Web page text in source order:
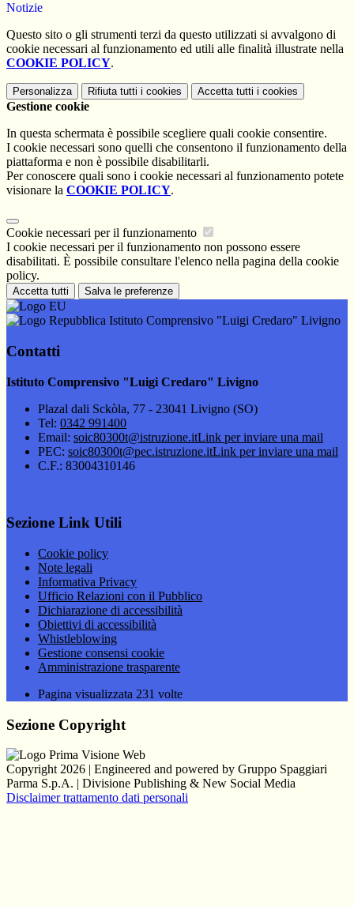
Notizie
Questo sito o gli strumenti terzi da questo utilizzati si avvalgono di
cookie necessari al funzionamento ed utili alle finalità illustrate nella
COOKIE POLICY.
Personalizza Rifiuta tutti i cookies Accetta tutti i cookies
Gestione cookie
In questa schermata è possibile scegliere quali cookie consentire.
I cookie necessari sono quelli che consentono il funzionamento della
piattaforma e non è possibile disabilitarli.
Per conoscere quali sono i cookie necessari al funzionamento potete
visionare la COOKIE POLICY.
Cookie necessari per il funzionamento
I cookie necessari per il funzionamento non possono essere
disabilitati. È possibile consultare l'elenco nella pagina della cookie
policy.
Accetta tutti Salva le preferenze
Istituto Comprensivo "Luigi Credaro" Livigno
Contatti
Istituto Comprensivo "Luigi Credaro" Livigno
Plazal dali Sckòla, 77 - 23041 Livigno (SO)
Tel: 0342 991400
Email: soic80300t@istruzione.itLink per inviare una mail
PEC: soic80300t@pec.istruzione.itLink per inviare una mail
C.F.: 83004310146
Sezione Link Utili
Cookie policy
Note legali
Informativa Privacy
Ufficio Relazioni con il Pubblico
Dichiarazione di accessibilità
Obiettivi di accessibilità
Whistleblowing
Gestione consensi cookie
Amministrazione trasparente
Pagina visualizzata 231 volte
Sezione Copyright
Copyright 2026 | Engineered and powered by Gruppo Spaggiari
Parma S.p.A. | Divisione Publishing & New Social Media
Disclaimer trattamento dati personali